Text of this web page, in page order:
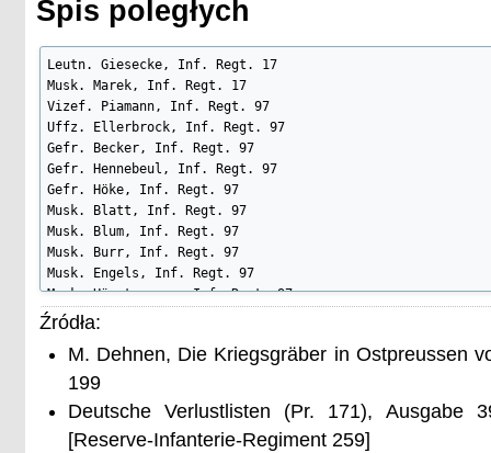
Spis poległych
Leutn. Giesecke, Inf. Regt. 17
Musk. Marek, Inf. Regt. 17
Vizef. Piamann, Inf. Regt. 97
Uffz. Ellerbrock, Inf. Regt. 97
Gefr. Becker, Inf. Regt. 97
Gefr. Hennebeul, Inf. Regt. 97
Gefr. Höke, Inf. Regt. 97
Musk. Blatt, Inf. Regt. 97
Musk. Blum, Inf. Regt. 97
Musk. Burr, Inf. Regt. 97
Musk. Engels, Inf. Regt. 97
Musk. Hörstemeyer, Inf. Regt. 97
Musk. Horstmann, Inf. Regt. 97
Musk. Noll, Inf. Regt. 97
Vizef. Funk, Inf. Regt. 131
Uffz. Landfeld, Inf. Regt. 131
Uffz. Soltek, Inf. Regt. 131
Źródła:
M. Dehnen, Die Kriegsgräber in Ostpreussen
199
Deutsche Verlustlisten (Pr. 171), Ausgabe
[Reserve-Infanterie-Regiment 259]